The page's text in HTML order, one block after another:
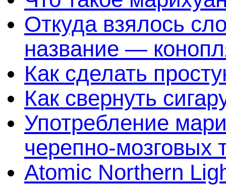
Откуда взялось
название —
Как сделать
Как свернуть
Употребление
черепно-мозговых
Atomic Northern